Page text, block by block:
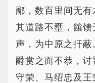
鄙，数百里间无
其道路不壅，饟
声，为中原之扞蔽
爵赏之而不恭，
守荣、马绍忠及